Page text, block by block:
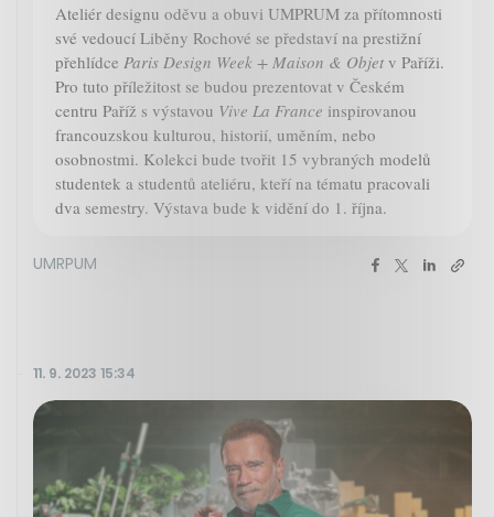
Ateliér designu oděvu a obuvi UMPRUM za přítomnosti
své vedoucí Liběny Rochové se představí na prestižní
přehlídce Paris Design Week + Maison & Objet v Paříži.
Pro tuto příležitost se budou prezentovat v Českém
centru Paříž s výstavou Vive La France inspirovanou
francouzskou kulturou, historií, uměním, nebo
osobnostmi. Kolekci bude tvořit 15 vybraných modelů
studentek a studentů ateliéru, kteří na tématu pracovali
dva semestry. Výstava bude k vidění do 1. října.
UMRPUM
11. 9. 2023 15:34